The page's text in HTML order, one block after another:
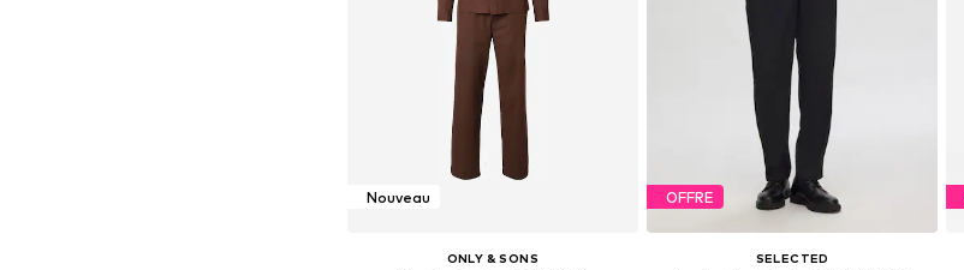
Nouveau
ONLY & SONS
OFFRE
SELECTED